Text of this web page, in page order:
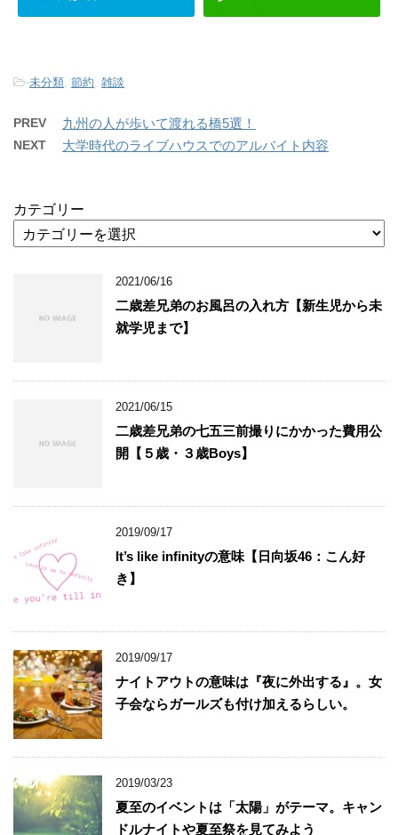
-未分類 節約 雑談
PREV 九州の人が歩いて渡れる橋5選！
NEXT 大学時代のライブハウスでのアルバイト内容
カテゴリー
2021/06/16
二歳差兄弟のお風呂の入れ方【新生児から未
就学児まで】
2021/06/15
二歳差兄弟の七五三前撮りにかかった費用公
開【５歳・３歳Boys】
2019/09/17
It’s like infinityの意味【日向坂46：こん好
き】
2019/09/17
ナイトアウトの意味は『夜に外出する』。女
子会ならガールズも付け加えるらしい。
2019/03/23
夏至のイベントは「太陽」がテーマ。キャン
ドルナイトや夏至祭を見てみよう